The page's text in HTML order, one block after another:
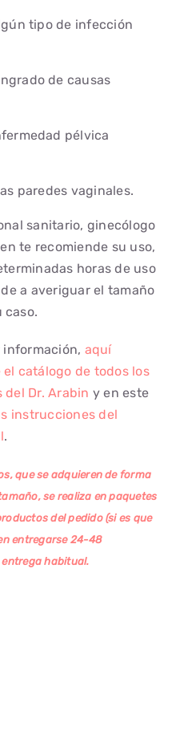
tipo de infección
de causas
pélvica
paredes vaginales.
sanitario, ginecólogo
te recomiende su uso,
horas de uso
a averiguar el tamaño
caso.
información, aquí
catálogo de todos los
del Dr. Arabin y en este
instrucciones del
.
que se adquieren de forma
se realiza en paquetes
del pedido (si es que
entregarse 24-48
habitual.